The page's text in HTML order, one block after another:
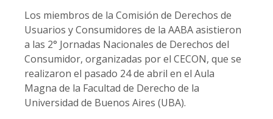
Los miembros de la Comisión de Derechos de
Usuarios y Consumidores de la AABA asistieron
a las 2° Jornadas Nacionales de Derechos del
Consumidor, organizadas por el CECON, que se
realizaron el pasado 24 de abril en el Aula
Magna de la Facultad de Derecho de la
Universidad de Buenos Aires (UBA).